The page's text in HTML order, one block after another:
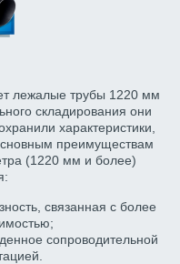
лежалые трубы 1220 мм
складирования они
характеристики,
преимуществам
(1220 мм и более)
связанная с более
сопроводительной